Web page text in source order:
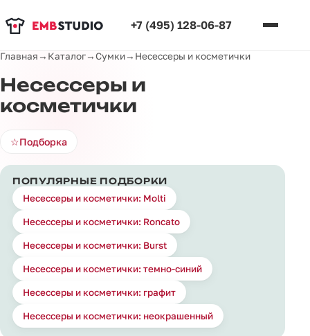
+7 (495) 128-06-87
Главная→ Каталог→Сумки→ Несессеры и косметички
Несессеры и
косметички
☆Подборка
ПОПУЛЯРНЫЕ ПОДБОРКИ
Несессеры и косметички: Molti
Несессеры и косметички: Roncato
Несессеры и косметички: Burst
Несессеры и косметички: темно-синий
Несессеры и косметички: графит
Несессеры и косметички: неокрашенный